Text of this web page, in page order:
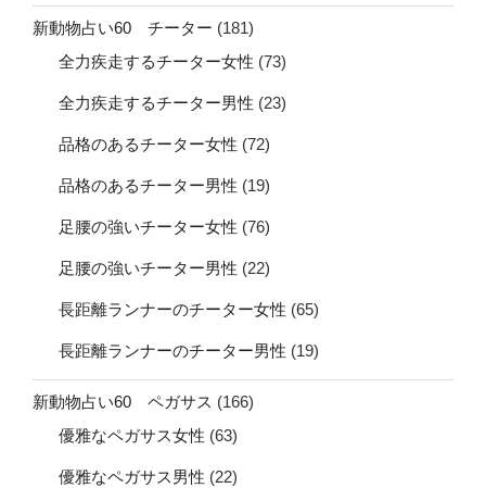
新動物占い60 チーター (181)
全力疾走するチーター女性 (73)
全力疾走するチーター男性 (23)
品格のあるチーター女性 (72)
品格のあるチーター男性 (19)
足腰の強いチーター女性 (76)
足腰の強いチーター男性 (22)
長距離ランナーのチーター女性 (65)
長距離ランナーのチーター男性 (19)
新動物占い60 ペガサス (166)
優雅なペガサス女性 (63)
優雅なペガサス男性 (22)